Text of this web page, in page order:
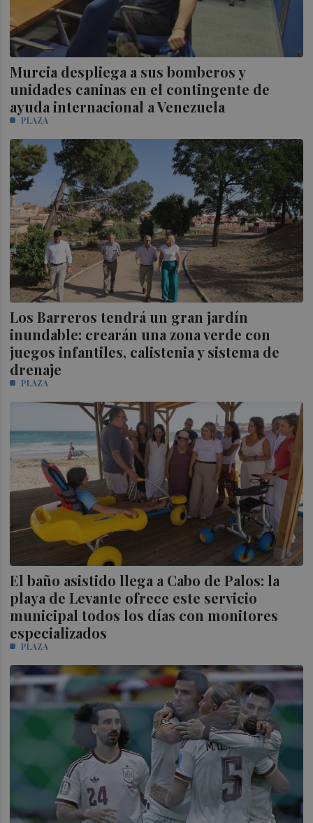
Murcia despliega a sus bomberos y
unidades caninas en el contingente de
ayuda internacional a Venezuela
PLAZA
Los Barreros tendrá un gran jardín
inundable: crearán una zona verde con
juegos infantiles, calistenia y sistema de
drenaje
PLAZA
El baño asistido llega a Cabo de Palos: la
playa de Levante ofrece este servicio
municipal todos los días con monitores
especializados
PLAZA